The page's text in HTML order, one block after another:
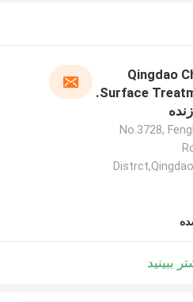
Qingdao
Surface Treatment Co., Ltd.
No.3728,
ببینید